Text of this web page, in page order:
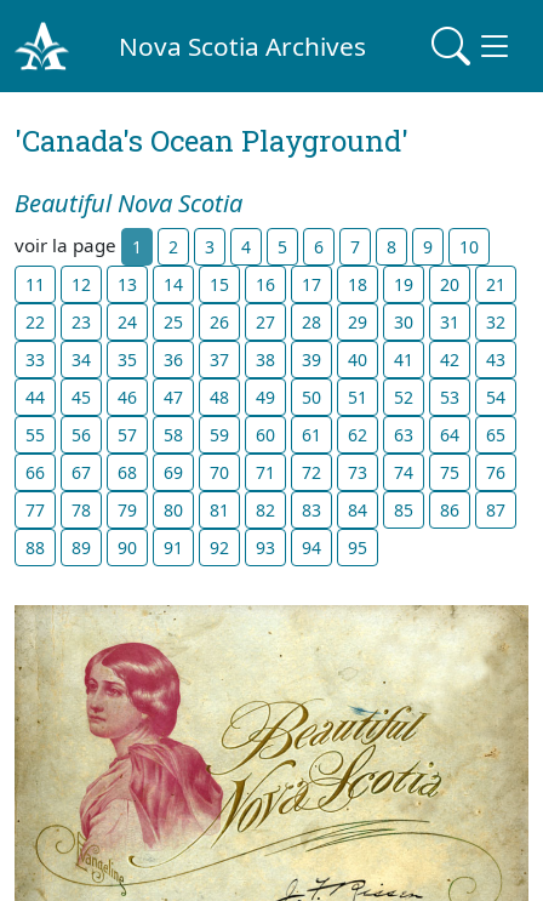
Nova Scotia Archives
'Canada's Ocean Playground'
Beautiful Nova Scotia
voir la page 1 2 3 4 5 6 7 8 9
10
11
12 13 14 15 16 17 18 19 20
21
22
23 24 25 26 27 28 29 30 31
32
33
34 35 36 37 38 39 40 41 42
43
44
45 46 47 48 49 50 51 52 53
54
55
56 57 58 59 60 61 62 63 64
65
66
67 68 69 70 71 72 73 74 75
76
77
78 79 80 81 82 83 84 85 86
87
88
89 90 91 92 93 94 95